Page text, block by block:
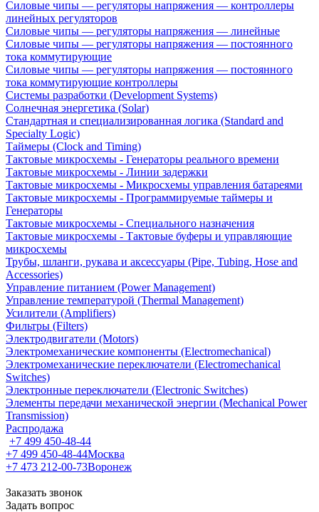
Силовые чипы — регуляторы напряжения — контроллеры
линейных регуляторов
Силовые чипы — регуляторы напряжения — линейные
Силовые чипы — регуляторы напряжения — постоянного
тока коммутирующие
Силовые чипы — регуляторы напряжения — постоянного
тока коммутирующие контроллеры
Системы разработки (Development Systems)
Солнечная энергетика (Solar)
Стандартная и специализированная логика (Standard and
Specialty Logic)
Таймеры (Clock and Timing)
Тактовые микросхемы - Генераторы реального времени
Тактовые микросхемы - Линии задержки
Тактовые микросхемы - Микросхемы управления батареями
Тактовые микросхемы - Программируемые таймеры и
Генераторы
Тактовые микросхемы - Специального назначения
Тактовые микросхемы - Тактовые буферы и управляющие
микросхемы
Трубы, шланги, рукава и аксессуары (Pipe, Tubing, Hose and
Accessories)
Управление питанием (Power Management)
Управление температурой (Thermal Management)
Усилители (Amplifiers)
Фильтры (Filters)
Электродвигатели (Motors)
Электромеханические компоненты (Electromechanical)
Электромеханические переключатели (Electromechanical
Switches)
Электронные переключатели (Electronic Switches)
Элементы передачи механической энергии (Mechanical Power
Transmission)
Распродажа
+7 499 450-48-44
+7 499 450-48-44Москва
+7 473 212-00-73Воронеж
Заказать звонок
Задать вопрос